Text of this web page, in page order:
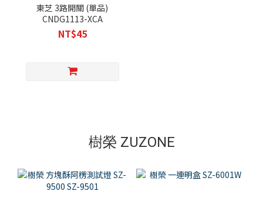
東芝 3路開關 (單品)
CNDG1113-XCA
NT$45
樹榮 ZUZONE